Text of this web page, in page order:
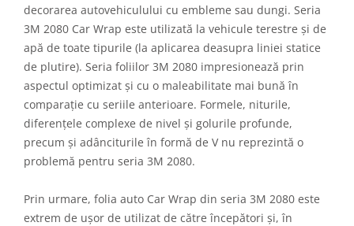
decorarea autovehiculului cu embleme sau dungi. Seria
3M 2080 Car Wrap este utilizată la vehicule terestre și de
apă de toate tipurile (la aplicarea deasupra liniei statice
de plutire). Seria foliilor 3M 2080 impresionează prin
aspectul optimizat și cu o maleabilitate mai bună în
comparație cu seriile anterioare. Formele, niturile,
diferențele complexe de nivel și golurile profunde,
precum și adânciturile în formă de V nu reprezintă o
problemă pentru seria 3M 2080.
Prin urmare, folia auto Car Wrap din seria 3M 2080 este
extrem de ușor de utilizat de către începători și, în